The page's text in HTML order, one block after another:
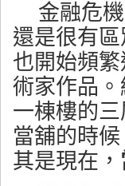
金融危
還是很有
也開始頻繁
術家作品
一棟樓的
當舖的時
其是現在，